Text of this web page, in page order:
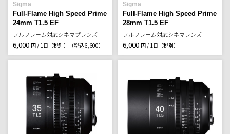
Sigma
Full-Flame High Speed Prime
24mm T1.5 EF
フルフレーム対応シネマプレンズ
6,000 円 / 1日（税別） （税込6,600）
Sigma
Full-Flame High Speed Prime
28mm T1.5 EF
フルフレーム対応シネマレンズ
6,000 円 / 1日（税別）